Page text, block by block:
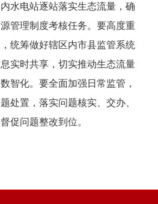
水电站逐站落实生态流量，确
管理制度考核任务。要高度重
统筹做好辖区内市县监管系统
实时共享，切实推动生态流量
智化。要全面加强日常监管，
处置，落实问题核实、交办、
促问题整改到位。